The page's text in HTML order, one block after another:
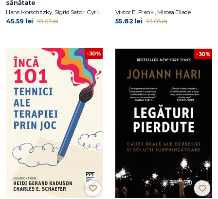
sănătate
Hans Morschitzky, Sigrid Sator, Cyril Tarquinio
45.59 lei 93.03 lei
Viktor E. Frankl, Mircea Eliade
55.82 lei 93.03 lei
-30% -30%